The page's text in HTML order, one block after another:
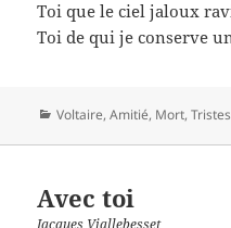
Toi que le ciel jaloux
Toi de qui je conserve
Catégories
Voltaire,Amitié, Mort,
Avec toi